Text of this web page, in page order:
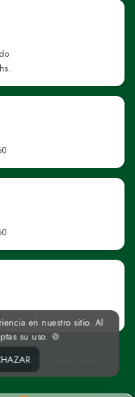
derechos reservados.
en nuestro sitio. Al
su uso. 🍪